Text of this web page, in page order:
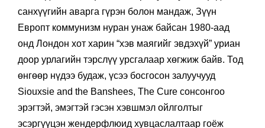
санхүүгийн аварга гүрэн болон мандаж, Зүүн
Европт коммунизм нуран унаж байсан 1980-аад
онд Лондон хот харин “хэв маягийг эвдэхүй” уриан
доор урлагийн тэрслүү урсгалаар хөгжиж байв. Тод
өнгөөр нүдээ будаж, үсээ босгосон залуучууд
Siouxsie and the Banshees, The Cure сонсонгоо
эрэгтэй, эмэгтэй гэсэн хэвшмэл ойлголтыг
эсэргүүцэн жендерфлюид хувцаслалтаар гоёж